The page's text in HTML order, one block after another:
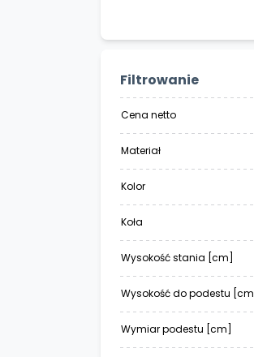
Filtrowanie
Cena netto
Materiał
Kolor
Koła
Wysokość stania [cm]
Wysokość do podestu [cm]
Wymiar podestu [cm]